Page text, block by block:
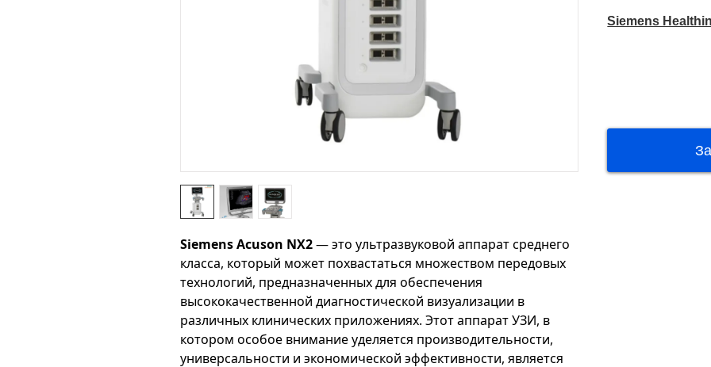
Siemens
Siemens Acuson NX2— это ультразвуковой аппарат среднего
класса, который может похвастаться множеством передовых
технологий, предназначенных для обеспечения
высококачественной диагностической визуализации в
различных клинических приложениях. Этот аппарат УЗИ, в
котором особое внимание уделяется производительности,
универсальности и экономической эффективности, является